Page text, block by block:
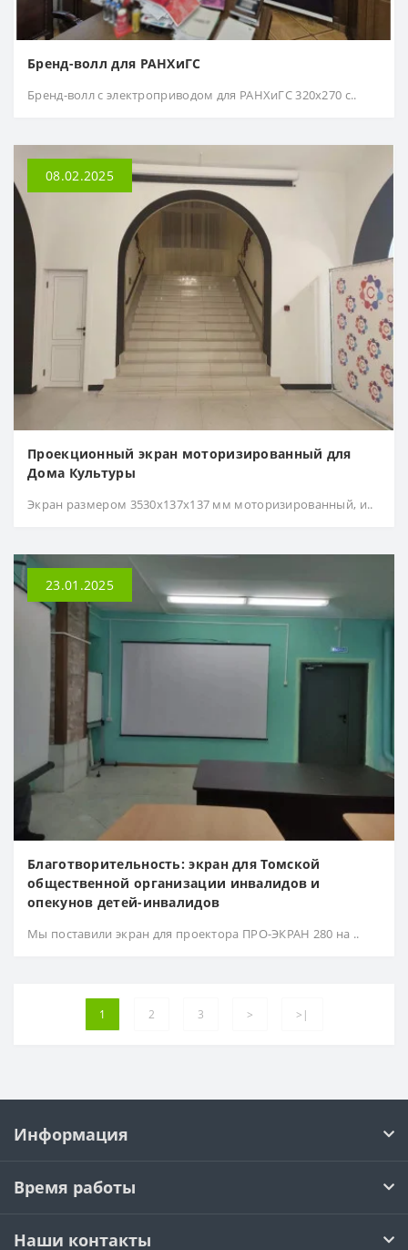
Бренд-волл для РАНХиГС
Бренд-волл с электроприводом для РАНХиГС 320х270 с..
08.02.2025
Проекционный экран моторизированный для
Дома Культуры
Экран размером 3530х137х137 мм моторизированный, и..
23.01.2025
Благотворительность: экран для Томской
общественной организации инвалидов и
опекунов детей-инвалидов
Мы поставили экран для проектора ПРО-ЭКРАН 280 на ..
1 2 3 > >|
Информация
Время работы
Наши контакты